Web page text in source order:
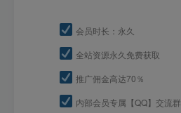
会员时长：永久
全站资源永久免费获取
推广佣金高达70％
内部会员专属【QQ】交流群